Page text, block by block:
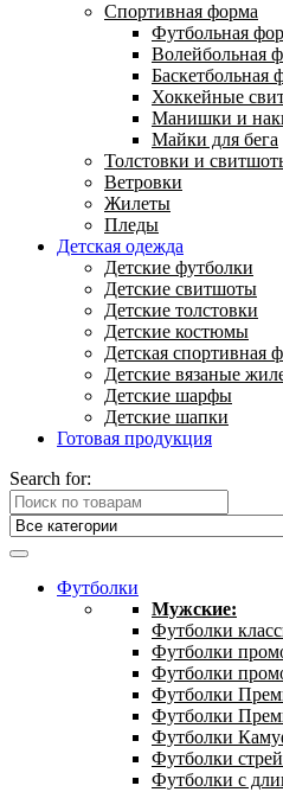
Спортивная форма
Футбольная
Волейбольная
Баскетбольная
Хоккейные
Манишки и
Майки для бега
Толстовки и
Ветровки
Жилеты
Пледы
Детская одежда
Детские футболки
Детские свитшоты
Детские толстовки
Детские костюмы
Детская спортивная
Детские вязаные
Детские шарфы
Детские шапки
Готовая продукция
Search for:
Футболки
Мужские:
Футболки
Футболки
Футболки
Футболки
Футболки
Футболки
Футболки
Футболки с